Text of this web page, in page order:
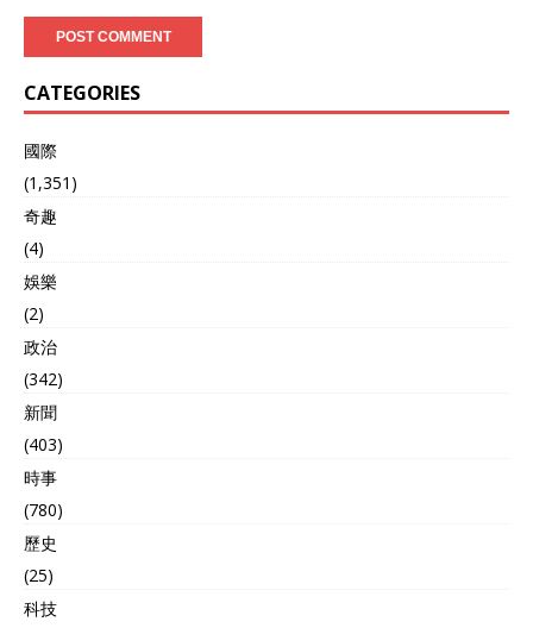
CATEGORIES
國際
(1,351)
奇趣
(4)
娛樂
(2)
政治
(342)
新聞
(403)
時事
(780)
歷史
(25)
科技